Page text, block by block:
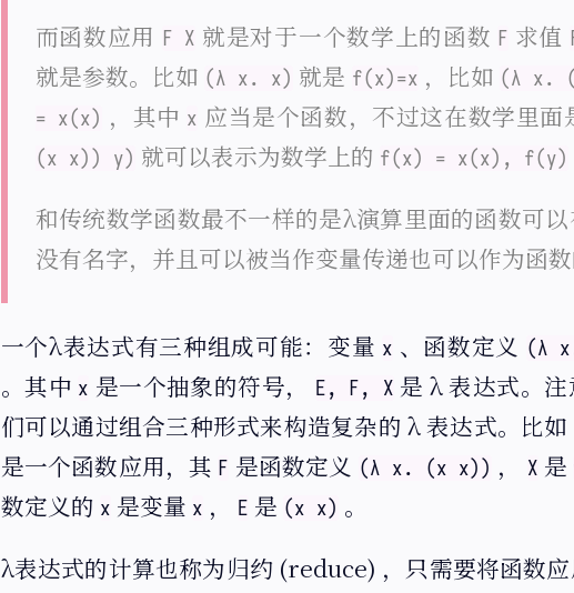
而函数应用 F X 就是对于一个数学上的函数 F 求值
就是参数。比如 (λ x. x) 就是 f(x)=x ，比如 (λ x.
= x(x) ，其中 x 应当是个函数，不过这在数学里面
(x x)) y) 就可以表示为数学上的 f(x) = x(x), f(y)
和传统数学函数最不一样的是λ演算里面的函数可
没有名字，并且可以被当作变量传递也可以作为函数
一个λ表达式有三种组成可能：变量 x 、函数定义 (λ
。其中 x 是一个抽象的符号， E, F, X 是 λ 表达式。
们可以通过组合三种形式来构造复杂的 λ 表达式。比如
是一个函数应用，其 F 是函数定义 (λ x. (x x)) ， X 是
数定义的 x 是变量 x ， E 是 (x x) 。
λ表达式的计算也称为归约 (reduce) ，只需要将函数